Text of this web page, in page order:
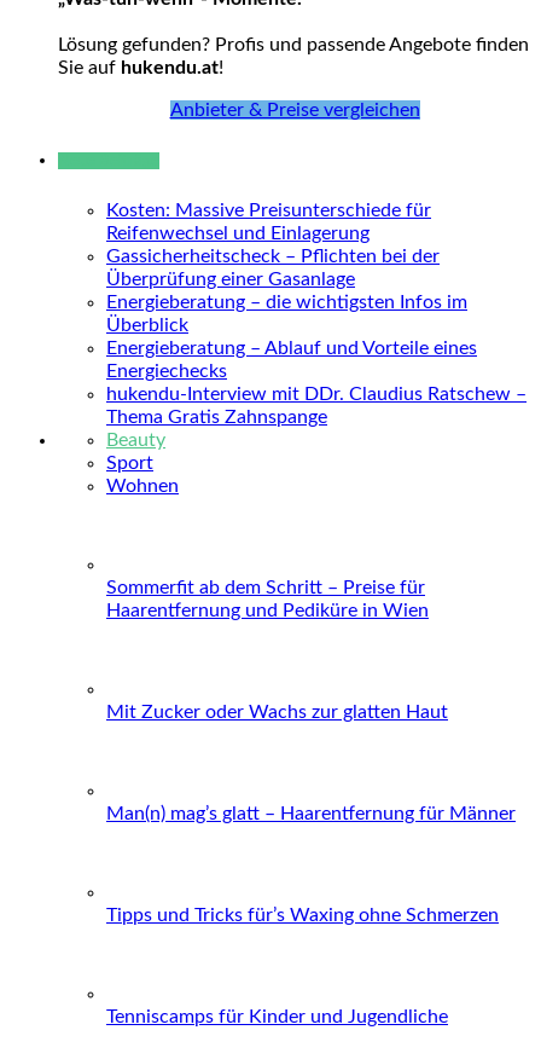
Lösung gefunden? Profis und passende Angebote finden
Sie auf hukendu.at!
Anbieter & Preise vergleichen
Kosten: Massive Preisunterschiede für
Reifenwechsel und Einlagerung
Gassicherheitscheck – Pflichten bei der
Überprüfung einer Gasanlage
Energieberatung – die wichtigsten Infos im
Überblick
Energieberatung – Ablauf und Vorteile eines
Energiechecks
hukendu-Interview mit DDr. Claudius Ratschew –
Thema Gratis Zahnspange
Beauty
Sport
Wohnen
Sommerfit ab dem Schritt – Preise für
Haarentfernung und Pediküre in Wien
Mit Zucker oder Wachs zur glatten Haut
Man(n) mag’s glatt – Haarentfernung für Männer
Tipps und Tricks für’s Waxing ohne Schmerzen
Tenniscamps für Kinder und Jugendliche